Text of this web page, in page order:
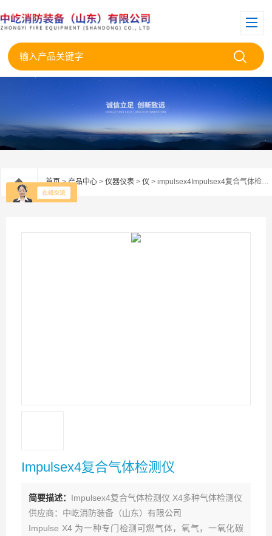
首页>产品中心 > 仪器仪表 > 仪 > impulsex4Impulsex4复合气体检测仪
Impulsex4复合气体检测仪
简要描述： Impulsex4复合气体检测仪 X4多种气体检测仪
供应商：中屹消防装备（山东）有限公司
Impulse X4 为一种专门检测可燃气体，氧气，一氧化碳